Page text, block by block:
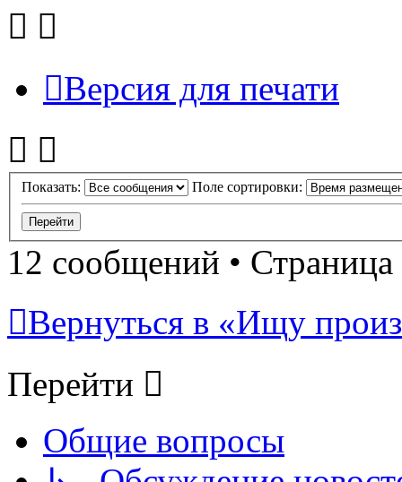
Версия для печати
Показать: Поле сортировки:
12 сообщений • Страница
Вернуться в «Ищу
Перейти
Общие вопросы